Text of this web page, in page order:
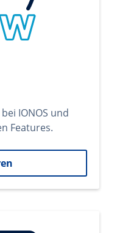
IONOS und
Features.